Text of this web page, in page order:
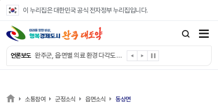
이 누리집은 대한민국 공식 전자정부 누리집입니다.
언론보도
완주군, ‘수의계약 총량제’ 개편 운영
완주군 청소년, 초록우산 지원으로 치과 치료
완주군, 읍·면별 의료 환경 다각도 진단한다
완주군, 모바일 헬스케어 “내 건강 변화 직접 확인”
전북은행, 완주군에 ‘시원키트’ 60세트 기탁
소통참여 군정소식 읍면소식 동상면